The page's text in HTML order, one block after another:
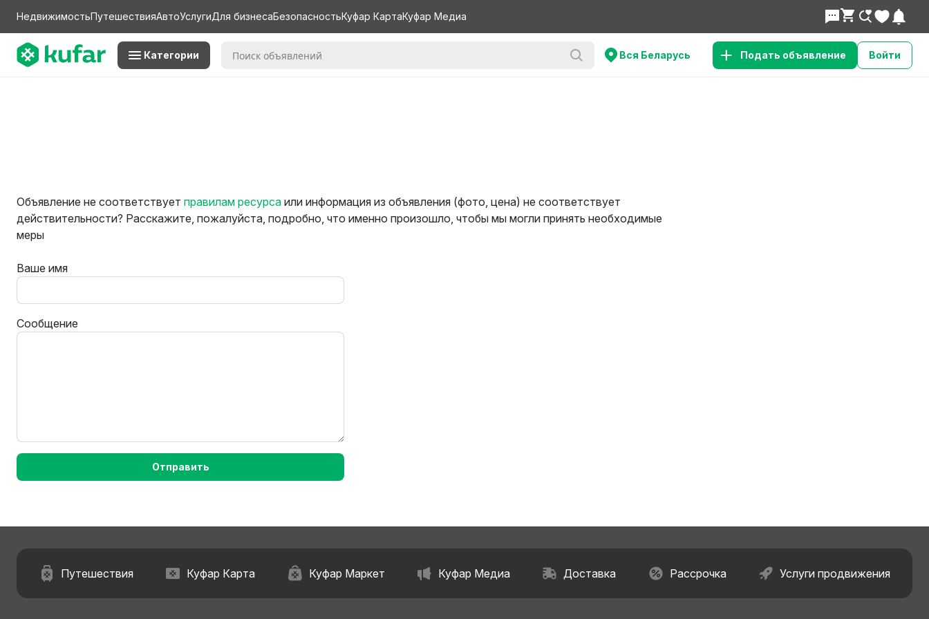
НедвижимостьПутешествияАвтоУслугиДля бизнесаБезопасностьКуфар КартаКуфар Медиа
Категории Вся Беларусь Подать объявление Войти
Объявление не соответствует правилам ресурса или информация из объявления (фото, цена) не соответствует
действительности? Расскажите, пожалуйста, подробно, что именно произошло, чтобы мы могли принять необходимые
меры
Ваше имя
Сообщение
Отправить
Путешествия Куфар Карта Куфар Маркет Куфар Медиа Доставка Рассрочка Услуги продвижения